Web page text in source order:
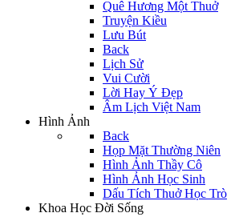
Quê Hương Một Thuở
Truyện Kiều
Lưu Bút
Back
Lịch Sử
Vui Cười
Lời Hay Ý Đẹp
Âm Lịch Việt Nam
Hình Ảnh
Back
Họp Mặt Thường Niên
Hình Ảnh Thầy Cô
Hình Ảnh Học Sinh
Dấu Tích Thuở Học Trò
Khoa Học Đời Sống